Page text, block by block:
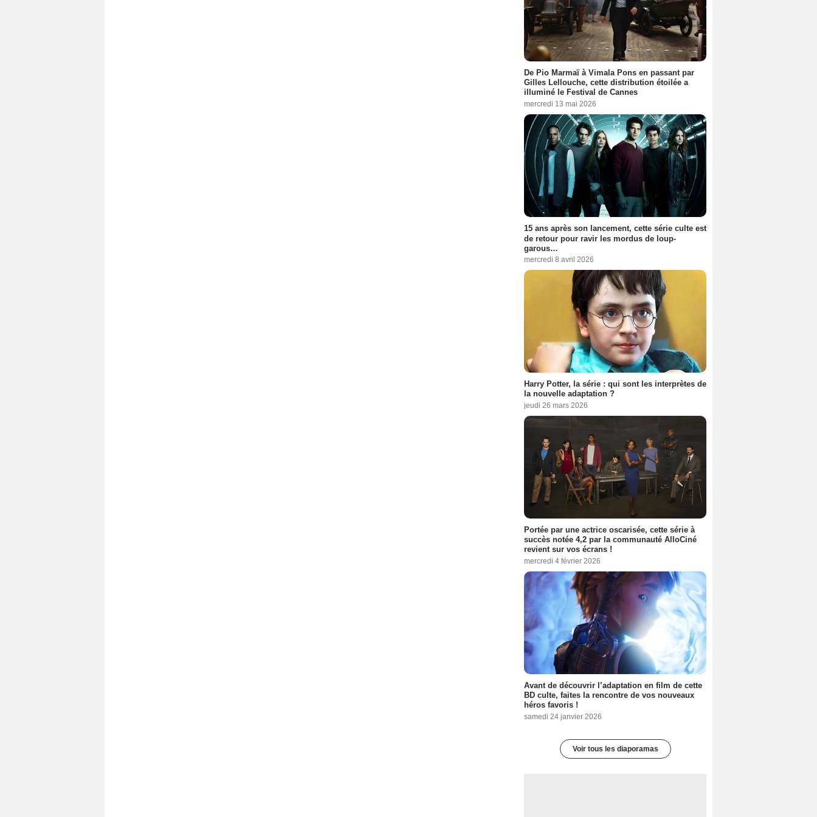
De Pio Marmaï à Vimala Pons en passant par
Gilles Lellouche, cette distribution étoilée a
illuminé le Festival de Cannes
mercredi 13 mai 2026
15 ans après son lancement, cette série culte est
de retour pour ravir les mordus de loup-
garous…
mercredi 8 avril 2026
Harry Potter, la série : qui sont les interprètes de
la nouvelle adaptation ?
jeudi 26 mars 2026
Portée par une actrice oscarisée, cette série à
succès notée 4,2 par la communauté AlloCiné
revient sur vos écrans !
mercredi 4 février 2026
Avant de découvrir l’adaptation en film de cette
BD culte, faites la rencontre de vos nouveaux
héros favoris !
samedi 24 janvier 2026
Voir tous les diaporamas